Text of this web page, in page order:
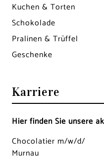
Kuchen & Torten
Schokolade
Pralinen & Trüffel
Geschenke
Karriere
Hier finden Sie unsere
Chocolatier m/w/d/
Murnau